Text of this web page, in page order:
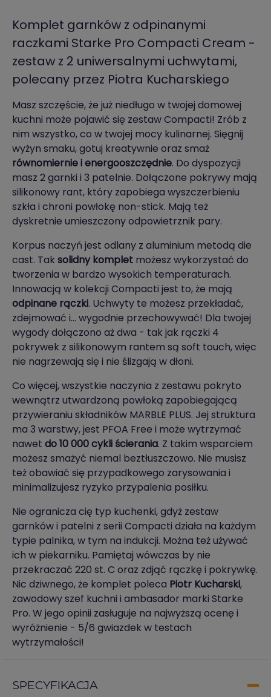
Komplet garnków z odpinanymi
raczkami Starke Pro Compacti Cream -
zestaw z 2 uniwersalnymi uchwytami,
polecany przez Piotra Kucharskiego
Masz szczęście, że już niedługo w twojej domowej
kuchni może pojawić się zestaw Compacti! Zrób z
nim wszystko, co w twojej mocy kulinarnej. Sięgnij
wyżyn smaku, gotuj kreatywnie oraz smaż
równomiernie i energooszczędnie. Do dyspozycji
masz 2 garnki i 3 patelnie. Dołączone pokrywy mają
silikonowy rant, który zapobiega wyszczerbieniu
szkła i chroni powłokę non-stick. Mają też
dyskretnie umieszczony odpowietrznik pary.
Korpus naczyń jest odlany z aluminium metodą die
cast. Tak solidny komplet możesz wykorzystać do
tworzenia w bardzo wysokich temperaturach.
Innowacją w kolekcji Compacti jest to, że mają
odpinane rączki. Uchwyty te możesz przekładać,
zdejmować i… wygodnie przechowywać! Dla twojej
wygody dołączono aż dwa - tak jak rączki 4
pokrywek z silikonowym rantem są soft touch, więc
nie nagrzewają się i nie ślizgają w dłoni.
Co więcej, wszystkie naczynia z zestawu pokryto
wewnątrz utwardzoną powłoką zapobiegającą
przywieraniu składników MARBLE PLUS. Jej struktura
ma 3 warstwy, jest PFOA Free i może wytrzymać
nawet do 10 000 cykli ścierania. Z takim wsparciem
możesz smażyć niemal beztłuszczowo. Nie musisz
też obawiać się przypadkowego zarysowania i
minimalizujesz ryzyko przypalenia posiłku.
Nie ogranicza cię typ kuchenki, gdyż zestaw
garnków i patelni z serii Compacti działa na każdym
typie palnika, w tym na indukcji. Można też używać
ich w piekarniku. Pamiętaj wówczas by nie
przekraczać 220 st. C oraz zdjąć rączkę i pokrywkę.
Nic dziwnego, że komplet poleca Piotr Kucharski,
zawodowy szef kuchni i ambasador marki Starke
Pro. W jego opinii zasługuje na najwyższą ocenę i
wyróżnienie - 5/6 gwiazdek w testach
wytrzymałości!
SPECYFIKACJA